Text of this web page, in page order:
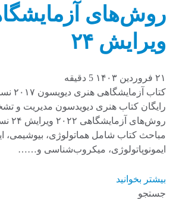
ویرایش ۲۴
۲۱ فروردین ۱۴۰۳
5 دقیقه
کتاب
رایگان کتاب هنری دیویدسون مدیریت و
مباحث کتاب شامل هماتولوژی، بیوشیمی،
ایمونوپاتولوژی، میکروب‌شناسی و……
بیشتر بخوانید
جستجو